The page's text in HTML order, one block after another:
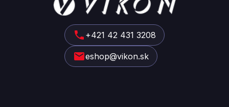
+421 42 431 3208
eshop@vikon.sk